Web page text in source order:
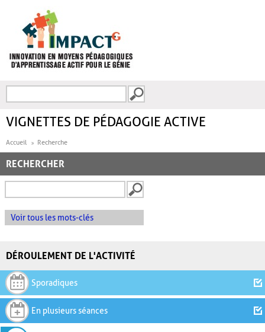
FORMULAIRE DE
VIGNETTES DE PÉDAGOGIE ACTIVE
Accueil Recherche
RECHERCHER
Voir tous les mots-clés
DÉROULEMENT DE L'ACTIVITÉ
Sporadiques
En plusieurs séances